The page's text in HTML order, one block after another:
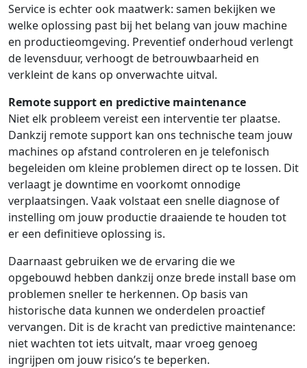
Service is echter ook maatwerk: samen bekijken we
welke oplossing past bij het belang van jouw machine
en productieomgeving. Preventief onderhoud verlengt
de levensduur, verhoogt de betrouwbaarheid en
verkleint de kans op onverwachte uitval.
Remote support en predictive maintenance
Niet elk probleem vereist een interventie ter plaatse.
Dankzij remote support kan ons technische team jouw
machines op afstand controleren en je telefonisch
begeleiden om kleine problemen direct op te lossen. Dit
verlaagt je downtime en voorkomt onnodige
verplaatsingen. Vaak volstaat een snelle diagnose of
instelling om jouw productie draaiende te houden tot
er een definitieve oplossing is.
Daarnaast gebruiken we de ervaring die we
opgebouwd hebben dankzij onze brede install base om
problemen sneller te herkennen. Op basis van
historische data kunnen we onderdelen proactief
vervangen. Dit is de kracht van predictive maintenance:
niet wachten tot iets uitvalt, maar vroeg genoeg
ingrijpen om jouw risico’s te beperken.